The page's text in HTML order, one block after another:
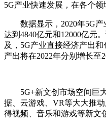
5G产业快速发展，在各个领
数据显示，2020年5G产
达到4840亿元和12000亿元
及，5G产业直接经济产出
产出将在2022年分别增长至
5G+新文创市场空间巨大
据、云游戏、VR等大大推
得视频、音乐和游戏等新文